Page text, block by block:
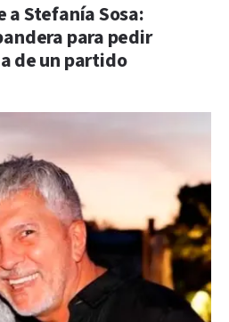
a Stefanía Sosa:
para pedir
de un partido